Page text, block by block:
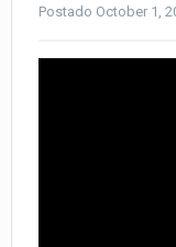
Postado October 1,